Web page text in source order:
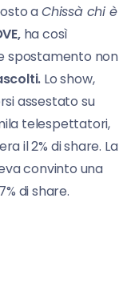
aChissà chi è
ha così
spostamento non
Lo show,
assestato su
telespettatori,
il 2% di share. La
convinto una
di share.